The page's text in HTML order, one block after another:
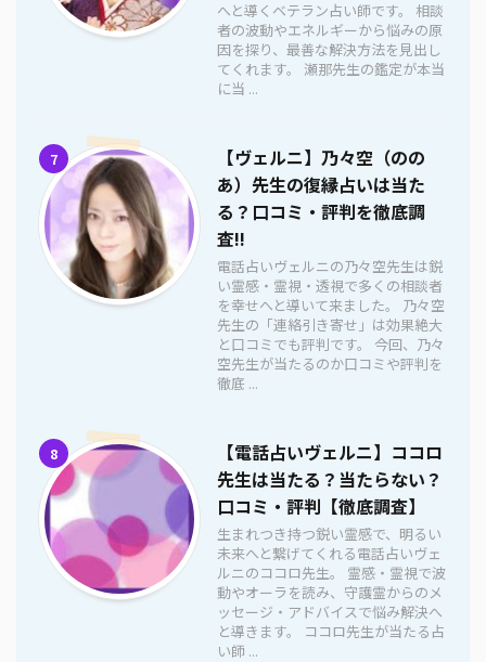
へと導くベテラン占い師です。 相談
者の波動やエネルギーから悩みの原
因を探り、最善な解決方法を見出し
てくれます。 瀬那先生の鑑定が本当
に当 ...
7
【ヴェルニ】乃々空（のの
あ）先生の復縁占いは当た
る？口コミ・評判を徹底調
査!!
電話占いヴェルニの乃々空先生は鋭
い霊感・霊視・透視で多くの相談者
を幸せへと導いて来ました。 乃々空
先生の「連絡引き寄せ」は効果絶大
と口コミでも評判です。 今回、乃々
空先生が当たるのか口コミや評判を
徹底 ...
8
【電話占いヴェルニ】ココロ
先生は当たる？当たらない？
口コミ・評判【徹底調査】
生まれつき持つ鋭い霊感で、明るい
未来へと繋げてくれる電話占いヴェ
ルニのココロ先生。 霊感・霊視で波
動やオーラを読み、守護霊からのメ
ッセージ・アドバイスで悩み解決へ
と導きます。 ココロ先生が当たる占
い師 ...